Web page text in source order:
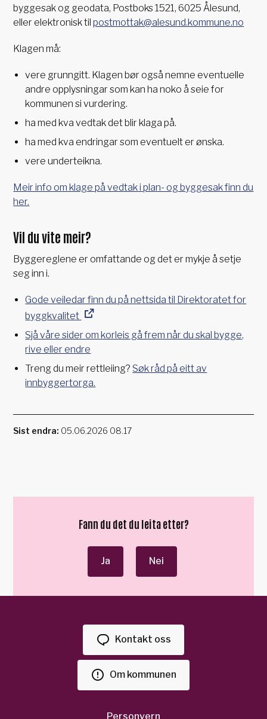
byggesak og geodata, Postboks 1521, 6025 Ålesund,
eller elektronisk tilpostmottak@alesund.kommune.no
Klagen må:
vere grunngitt. Klagen bør også nemne eventuelle
andre opplysningar som kan ha noko å seie for
kommunen si vurdering.
ha med kva vedtak det blir klaga på.
ha med kva endringar som eventuelt er ønska.
vere underteikna.
Meir info om klage på vedtak i plan- og byggesak finn du
her.
Vil du vite meir?
Byggereglene er omfattande og det er mykje å setje
seg inn i.
Gode veiledar finn du på nettsida til Direktoratet for
byggkvalitet
Sjå våre sider om korleis gå frem når du skal bygge,
rive eller endre
Treng du meir rettleiing? Søk råd på eitt av
innbyggertorga.
Sist endra 05.06.2026 08.17
Fann du det du leita etter?
Ja Nei
Kontakt oss
Om kommunen
Personvern